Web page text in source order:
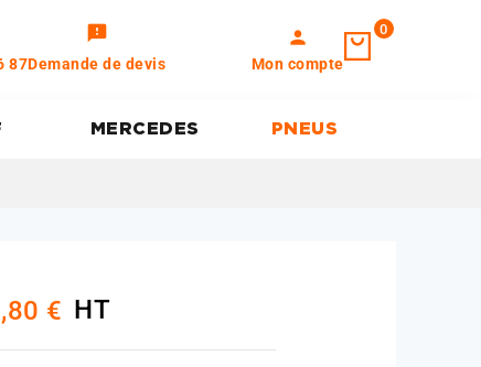
87
feedback
Demande de devis
person
Mon compte
0
MERCEDES PNEUS
€ HT